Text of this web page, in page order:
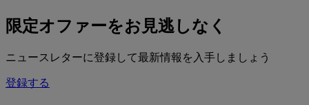
限定オファーをお見逃しなく
ニュースレターに登録して最新情報を入手しましょう
登録する